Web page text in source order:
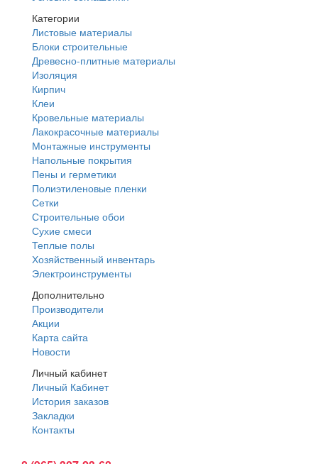
Категории
Листовые материалы
Блоки строительные
Древесно-плитные материалы
Изоляция
Кирпич
Клеи
Кровельные материалы
Лакокрасочные материалы
Монтажные инструменты
Напольные покрытия
Пены и герметики
Полиэтиленовые пленки
Сетки
Строительные обои
Сухие смеси
Теплые полы
Хозяйственный инвентарь
Электроинструменты
Дополнительно
Производители
Акции
Карта сайта
Новости
Личный кабинет
Личный Кабинет
История заказов
Закладки
Контакты